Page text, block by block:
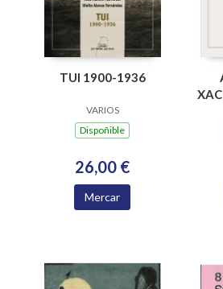
TUI 1900-1936
VARIOS
Dispoñible
26,00 €
Mercar